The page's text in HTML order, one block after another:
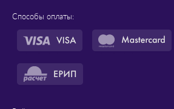
Способы оплаты: